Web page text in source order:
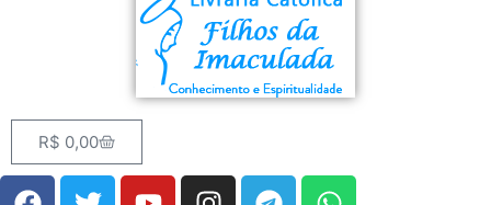
R$ 0,00